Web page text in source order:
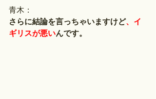
青木：
さらに結論を言っちゃいますけど、イ
ギリスが悪いんです。